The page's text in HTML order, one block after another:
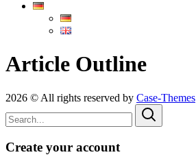
Article Outline
2026 © All rights reserved by Case-Themes
Create your account